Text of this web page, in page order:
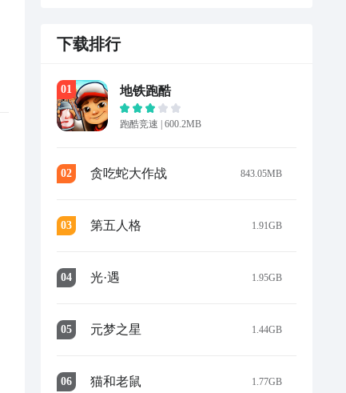
下载排行
01 地铁跑酷
跑酷竞速 | 600.2MB
02 贪吃蛇大作战 843.05MB
03 第五人格 1.91GB
04 光·遇 1.95GB
05 元梦之星 1.44GB
06 猫和老鼠 1.77GB